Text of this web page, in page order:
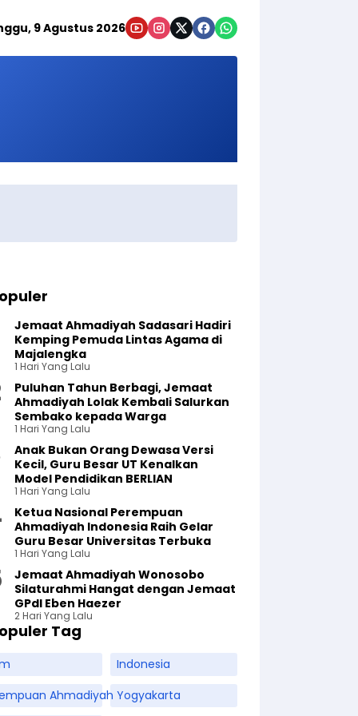
9 Agustus 2026
Jemaat Ahmadiyah Sadasari Hadiri
Kemping Pemuda Lintas Agama di
Majalengka
1 Hari Yang Lalu
Puluhan Tahun Berbagi, Jemaat
Ahmadiyah Lolak Kembali Salurkan
Sembako kepada Warga
1 Hari Yang Lalu
Anak Bukan Orang Dewasa Versi
Kecil, Guru Besar UT Kenalkan
Model Pendidikan BERLIAN
1 Hari Yang Lalu
Ketua Nasional Perempuan
Ahmadiyah Indonesia Raih Gelar
Guru Besar Universitas Terbuka
1 Hari Yang Lalu
Jemaat Ahmadiyah Wonosobo
Silaturahmi Hangat dengan Jemaat
GPdI Eben Haezer
2 Hari Yang Lalu
Tag
Indonesia
Ahmadiyah Yogyakarta